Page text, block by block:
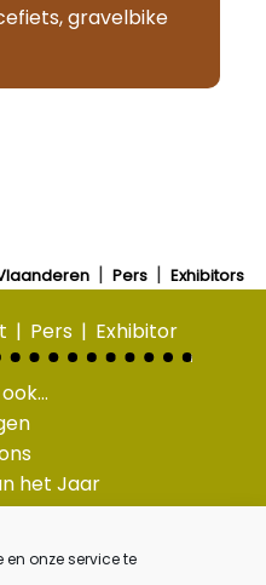
onze service te
gravelbike
Pers Exhibitors
Pers Exhibitor
het Jaar
van het